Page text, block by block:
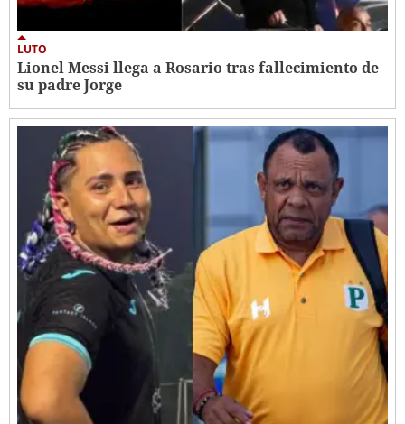
LUTO
Lionel Messi llega a Rosario tras fallecimiento de
su padre Jorge